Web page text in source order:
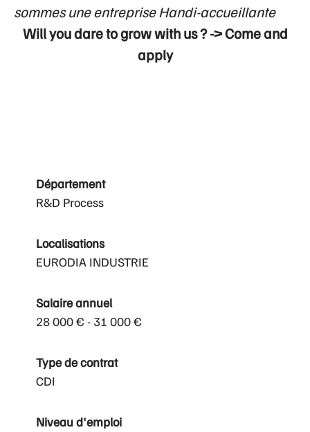
sommes une entreprise Handi-accueillante
Will you dare to grow with us ? -> Come and
apply
Département
R&D Process
Localisations
EURODIA INDUSTRIE
Salaire annuel
28 000 € - 31 000 €
Type de contrat
CDI
Niveau d'emploi